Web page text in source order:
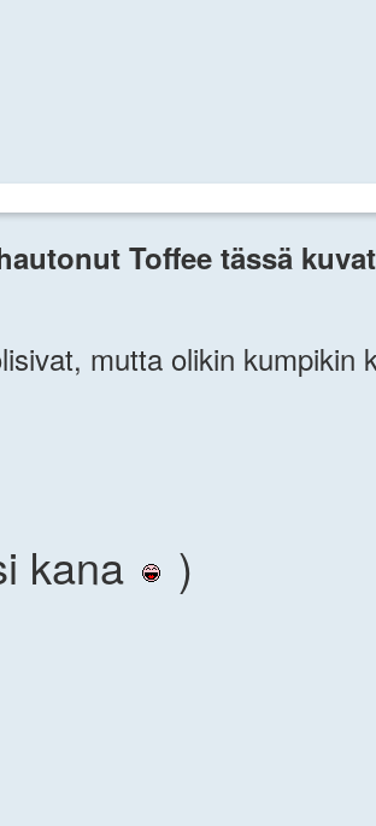
Toffee tässä
mutta olikin kumpikin
kana )